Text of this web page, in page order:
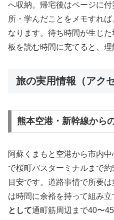
へ収納。帰宅後はページに
所・学んだことをメモすれ
なります。待ち時間が生じ
板を読む時間に充てると、理
旅の実用情報（アク
熊本空港・新幹線から
阿蘇くまもと空港から市内
で桜町バスターミナルまで
目安です。道路事情で所要
は時間に余裕を持って組み
として通町筋周辺まで40〜